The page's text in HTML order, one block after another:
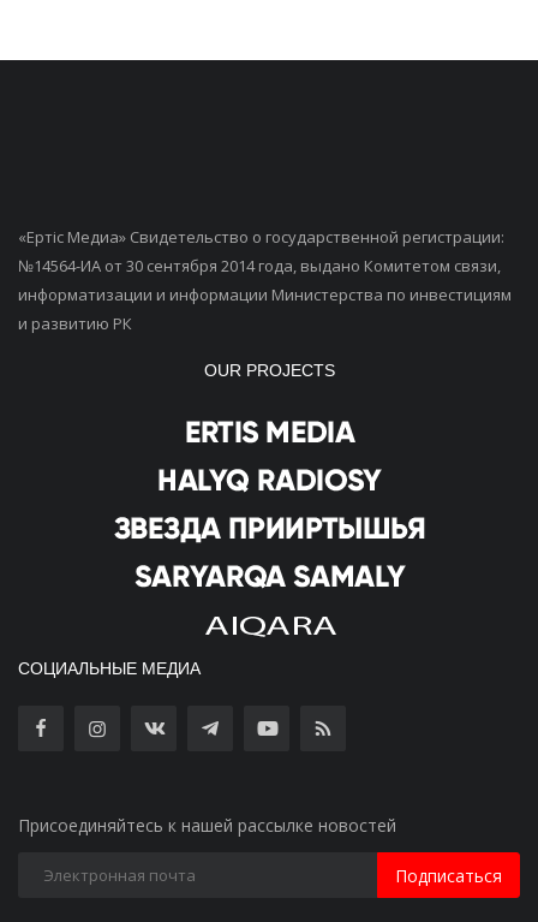
«Ертiс Медиа» Свидетельство о государственной регистрации:
№14564-ИА от 30 сентября 2014 года, выдано Комитетом связи,
информатизации и информации Министерства по инвестициям
и развитию РК
OUR PROJECTS
СОЦИАЛЬНЫЕ МЕДИА
Присоединяйтесь к нашей рассылке новостей
Подписаться